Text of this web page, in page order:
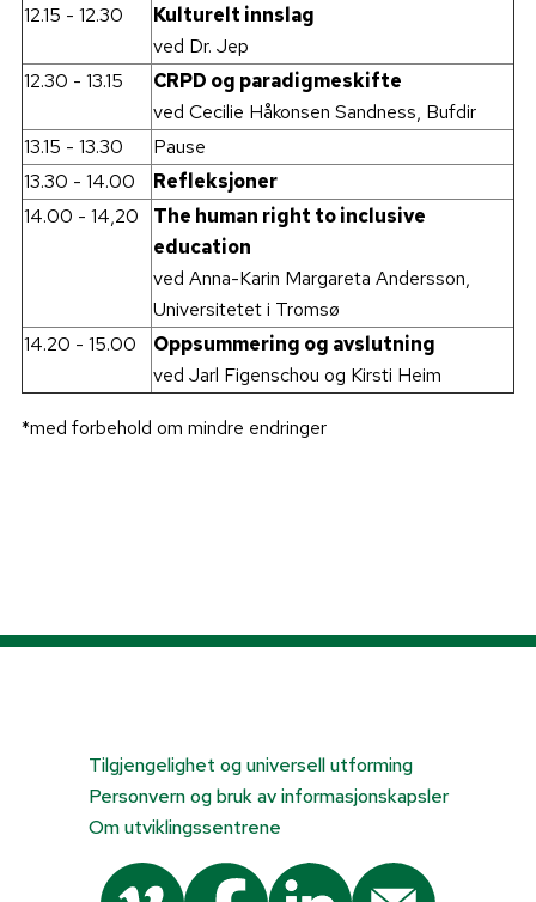
12.15 - 12.30
Kulturelt innslag
ved Dr. Jep
12.30 - 13.15
CRPD og paradigmeskifte
ved Cecilie Håkonsen Sandness, Bufdir
13.15 - 13.30
Pause
13.30 - 14.00
Refleksjoner
14.00 - 14,20
The human right to inclusive
education
ved Anna-Karin Margareta Andersson,
Universitetet i Tromsø
14.20 - 15.00
Oppsummering og avslutning
ved Jarl Figenschou og Kirsti Heim
*med forbehold om mindre endringer
Tilgjengelighet og universell utforming
Personvern og bruk av informasjonskapsler
Om utviklingssentrene